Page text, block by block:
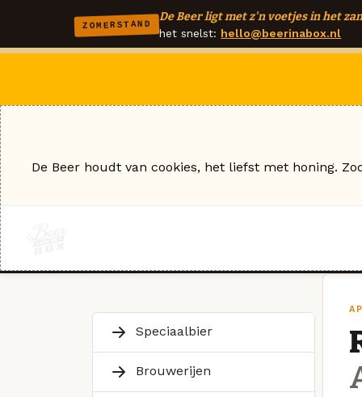
ZOMERSTAND
De Beer ligt met z'n voetjes in het
het snelst: hello@beerinabox.nl
Speciaalbier
Brouwerijen
De Beer houdt van cookies, het liefst met honing.